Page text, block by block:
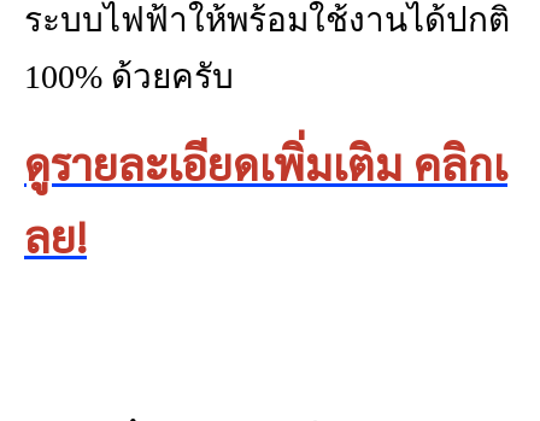
ระบบไฟฟ้าให้พร้อมใช้งานได้ปกติ
100% ด้วยครับ
ดูรายละเอียดเพิ่มเติม คลิกเ
ลย!